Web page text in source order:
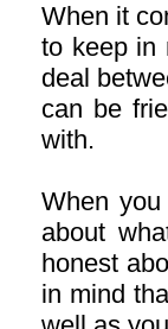
When it
to keep in
deal
can be
with.
When
about
honest
in mind